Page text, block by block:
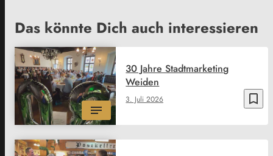
Das könnte Dich auch interessieren
bookmark_border
3. Juli 2026
30 Jahre Stadtmarketing
Weiden